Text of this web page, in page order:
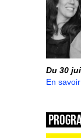
Du 30
En